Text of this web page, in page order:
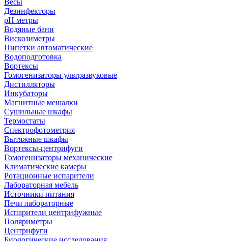
Весы
Дезинфекторы
рН метры
Водяные бани
Вискозиметры
Пипетки автоматические
Водоподготовка
Вортексы
Гомогенизаторы ультразвуковые
Дистилляторы
Инкубаторы
Магнитные мешалки
Сушильные шкафы
Термостаты
Спектрофотометрия
Вытяжные шкафы
Вортексы-центрифуги
Гомогенизаторы механические
Климатические камеры
Ротационные испарители
Лабораторная мебель
Источники питания
Печи лабораторные
Испарители центрифужные
Поляриметры
Центрифуги